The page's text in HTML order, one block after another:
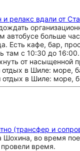
релакс вдали от
автобусе больше
Есть кафе, бар,
там с 10:30 до
от
(трансфер и
Шохина, во время
время.